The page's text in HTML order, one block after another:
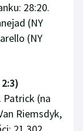
28:20.
(NY
(NY
Patrick (na
Riemsdyk,